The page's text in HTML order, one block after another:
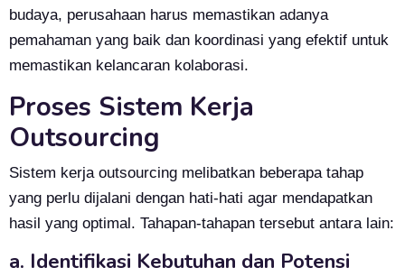
budaya, perusahaan harus memastikan adanya
pemahaman yang baik dan koordinasi yang efektif untuk
memastikan kelancaran kolaborasi.
Proses Sistem Kerja
Outsourcing
Sistem kerja outsourcing melibatkan beberapa tahap
yang perlu dijalani dengan hati-hati agar mendapatkan
hasil yang optimal. Tahapan-tahapan tersebut antara lain:
a. Identifikasi Kebutuhan dan Potensi